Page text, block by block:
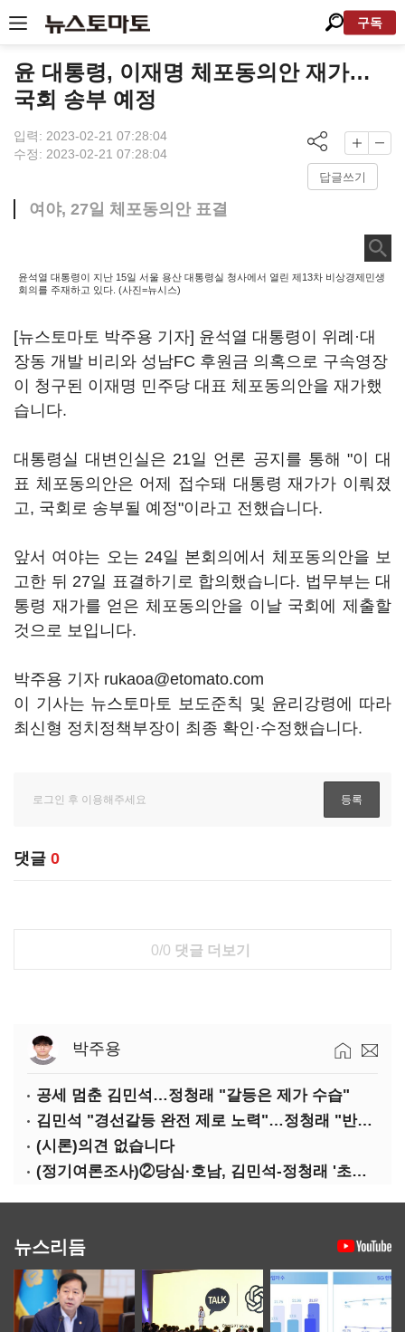
구독
윤 대통령, 이재명 체포동의안 재가…
국회 송부 예정
입력: 2023-02-21 07:28:04
수정: 2023-02-21 07:28:04
답글쓰기
여야, 27일 체포동의안 표결
윤석열 대통령이 지난 15일 서울 용산 대통령실 청사에서 열린 제13차 비상경제민생
회의를 주재하고 있다. (사진=뉴시스)
[뉴스토마토 박주용 기자] 윤석열 대통령이 위례·대
장동 개발 비리와 성남FC 후원금 의혹으로 구속영장
이 청구된 이재명 민주당 대표 체포동의안을 재가했
습니다.
대통령실 대변인실은 21일 언론 공지를 통해 "이 대
표 체포동의안은 어제 접수돼 대통령 재가가 이뤄졌
고, 국회로 송부될 예정"이라고 전했습니다.
앞서 여야는 오는 24일 본회의에서 체포동의안을 보
고한 뒤 27일 표결하기로 합의했습니다. 법무부는 대
통령 재가를 얻은 체포동의안을 이날 국회에 제출할
것으로 보입니다.
박주용 기자 rukaoa@etomato.com
이 기사는 뉴스토마토 보도준칙 및 윤리강령에 따라
최신형 정치정책부장이 최종 확인·수정했습니다.
댓글 0
0/0 댓글 더보기
박주용
공세 멈춘 김민석…정청래 "갈등은 제가 수습"
김민석 "경선갈등 완전 제로 노력"…정청래 "반명 공세 사과부터"
(시론)의견 없습니다
(정기여론조사)②당심·호남, 김민석-정청래 '초접전'
뉴스리듬